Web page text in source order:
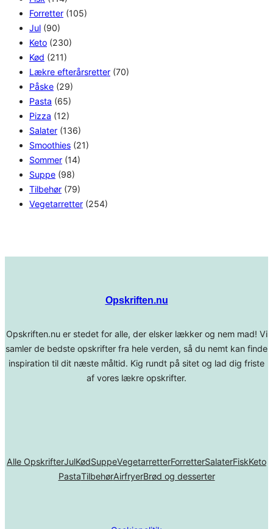
Forretter (105)
Jul (90)
Keto (230)
Kød (211)
Lækre efterårsretter (70)
Påske (29)
Pasta (65)
Pizza (12)
Salater (136)
Smoothies (21)
Sommer (14)
Suppe (98)
Tilbehør (79)
Vegetarretter (254)
Opskriften.nu
Opskriften.nu er stedet for alle, der elsker lækker og nem mad! Vi
samler de bedste opskrifter fra hele verden, så du nemt kan finde
inspiration til dit næste måltid. Kig rundt på sitet og lad dig friste
af vores lækre opskrifter.
Alle OpskrifterJulKødSuppeVegetarretterForretterSalaterFiskKeto
PastaTilbehørAirfryerBrød og desserter